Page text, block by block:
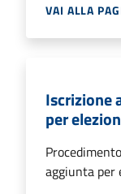
VAI ALLA
Iscrizione
per
aggiunta per